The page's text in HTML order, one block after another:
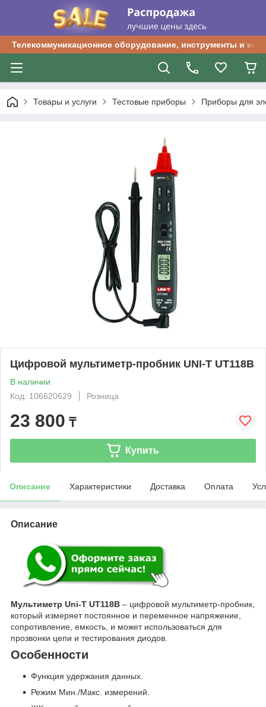
Телекоммуникационное оборудование, инструменты и
Товары и услуги Тестовые приборы Приборы для
Цифровой мультиметр-пробник UNI-T UT118B
В наличии
Код: 106620629
Розница
23 800 ₸
Купить
Описание Характеристики Доставка Оплата
Описание
Мультиметр Uni-T UT118B – цифровой мультиметр-пробник,
который измеряет постоянное и переменное напряжение,
сопротивление, емкость, и может использоваться для
прозвонки цепи и тестирования диодов.
Особенности
Функция удержания данных.
Режим Mин./Mакс. измерений.